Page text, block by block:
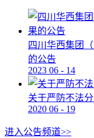
四川华西集团
的公告
2023 06 - 14
关于严防不法
2020 06 - 19
进入公告频道>>